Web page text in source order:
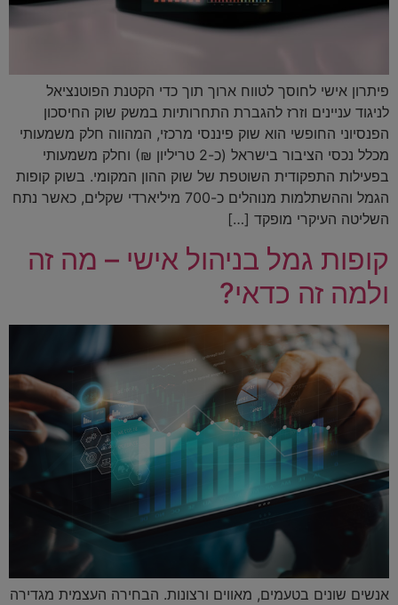
פיתרון אישי לחוסך לטווח ארוך תוך כדי הקטנת הפוטנציאל
לניגוד עניינים וזרז להגברת התחרותיות במשק שוק החיסכון
הפנסיוני החופשי הוא שוק פיננסי מרכזי, המהווה חלק משמעותי
מכלל נכסי הציבור בישראל (כ-2 טריליון ₪) וחלק משמעותי
בפעילות התפקודית השוטפת של שוק ההון המקומי. בשוק קופות
הגמל וההשתלמות מנוהלים כ-700 מיליארדי שקלים, כאשר נתח
השליטה העיקרי מופקד […]
קופות גמל בניהול אישי – מה זה
ולמה זה כדאי?
אנשים שונים בטעמים, מאווים ורצונות. הבחירה העצמית מגדירה